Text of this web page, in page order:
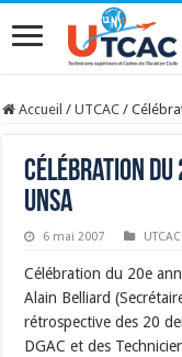
Accueil / UTCAC /
Célébration du
UNSA
6 mai 2007 UTCAC
Célébration du 20e
Alain Belliard
rétrospective des 20
DGAC et des